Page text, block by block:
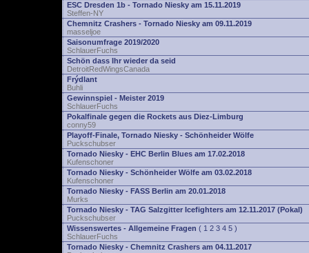
ESC Dresden 1b - Tornado Niesky am 15.11.2019
Steffen-NY
Chemnitz Crashers - Tornado Niesky am 09.11.2019
masseljoe
Saisonumfrage 2019/2020
SchlauerFuchs
Schön dass Ihr wieder da seid
DetroitRedWingsCanada
Frýdlant
Buhli
Gewinnspiel - Meister 2019
SchlauerFuchs
Pokalfinale gegen die Rockets aus Diez-Limburg
conny59
Playoff-Finale, Tornado Niesky - Schönheider Wölfe
Puckschubser
Tornado Niesky - EHC Berlin Blues am 17.02.2018
Kufenschoner
Tornado Niesky - Schönheider Wölfe am 03.02.2018
Kufenschoner
Tornado Niesky - FASS Berlin am 20.01.2018
Murks
Tornado Niesky - TAG Salzgitter Icefighters am 12.11.2017 (Pokal)
Puckschubser
Wissenswertes - Allgemeine Fragen ( 1 2 3 4 5 )
SchlauerFuchs
Tornado Niesky - Chemnitz Crashers am 04.11.2017